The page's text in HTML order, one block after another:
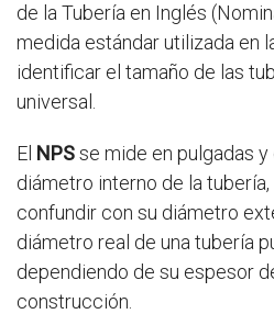
de la Tubería en Inglés
medida estándar utilizada en
identificar el tamaño de las
universal.
El NPSse mide en pulgadas y
diámetro interno de la
confundir con su diámetro
diámetro real de una tubería
dependiendo de su espesor
construcción.